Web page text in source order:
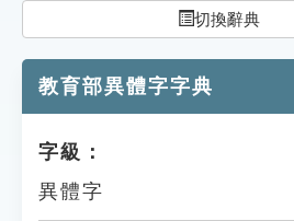
教學應用
貓頭鷹博士
切換辭典
教育部異體字字典
字級：
異體字